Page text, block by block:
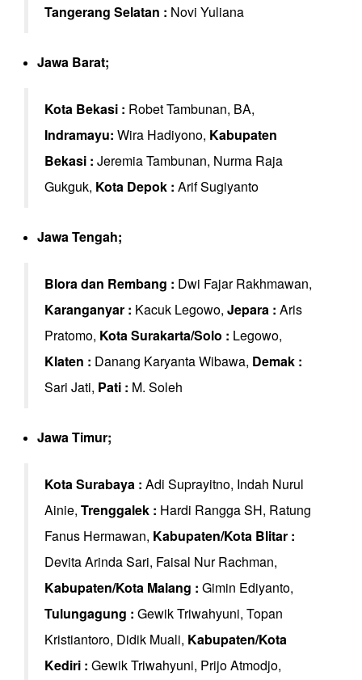
Tangerang Selatan : Novi Yuliana
Jawa Barat;
Kota Bekasi : Robet Tambunan, BA,
Indramayu: Wira Hadiyono, Kabupaten
Bekasi : Jeremia Tambunan, Nurma Raja
Gukguk, Kota Depok : Arif Sugiyanto
Jawa Tengah;
Blora dan Rembang : Dwi Fajar Rakhmawan,
Karanganyar : Kacuk Legowo, Jepara : Aris
Pratomo, Kota Surakarta/Solo : Legowo,
Klaten : Danang Karyanta Wibawa, Demak :
Sari Jati, Pati : M. Soleh
Jawa Timur;
Kota Surabaya : Adi Suprayitno, Indah Nurul
Ainie, Trenggalek : Hardi Rangga SH, Ratung
Fanus Hermawan, Kabupaten/Kota Blitar :
Devita Arinda Sari, Faisal Nur Rachman,
Kabupaten/Kota Malang : Gimin Ediyanto,
Tulungagung : Gewik Triwahyuni, Topan
Kristiantoro, Didik Muali, Kabupaten/Kota
Kediri : Gewik Triwahyuni, Prijo Atmodjo,